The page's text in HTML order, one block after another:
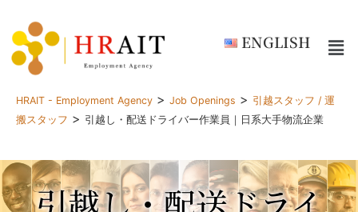
ENGLISH
HRAIT - Employment Agency > Job Openings > 引越スタッフ / 運
搬スタッフ > 引越し・配送ドライバー作業員｜日系大手物流企業
引越し・配送ドライ